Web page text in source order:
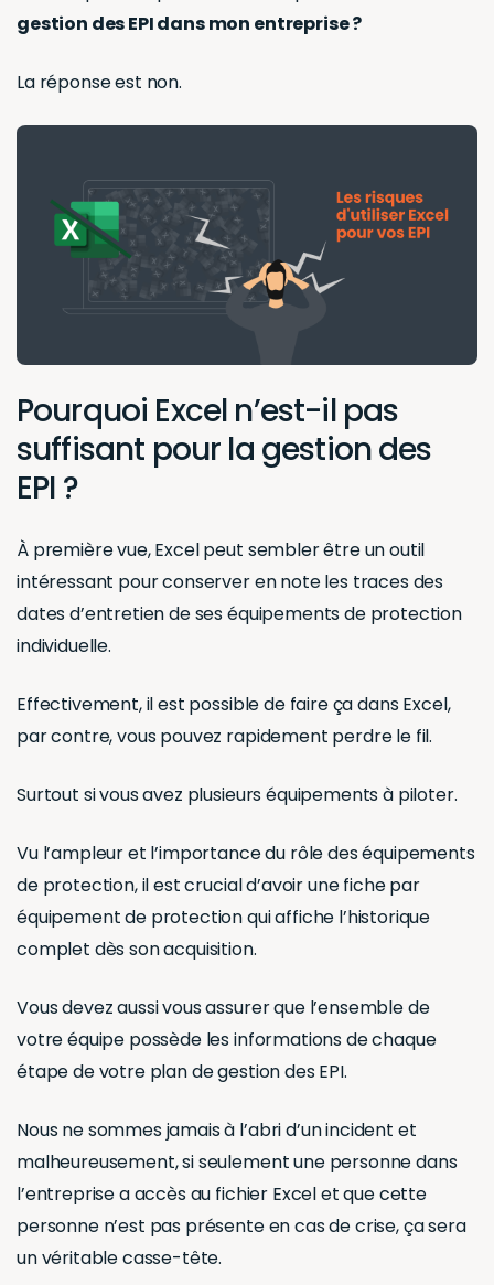
gestion des EPI dans mon entreprise ?
La réponse est non.
Pourquoi Excel n’est-il pas
suffisant pour la gestion des
EPI ?
À première vue, Excel peut sembler être un outil
intéressant pour conserver en note les traces des
dates d’entretien de ses équipements de protection
individuelle.
Effectivement, il est possible de faire ça dans Excel,
par contre, vous pouvez rapidement perdre le fil.
Surtout si vous avez plusieurs équipements à piloter.
Vu l’ampleur et l’importance du rôle des équipements
de protection, il est crucial d’avoir une fiche par
équipement de protection qui affiche l’historique
complet dès son acquisition.
Vous devez aussi vous assurer que l’ensemble de
votre équipe possède les informations de chaque
étape de votre plan de gestion des EPI.
Nous ne sommes jamais à l’abri d’un incident et
malheureusement, si seulement une personne dans
l’entreprise a accès au fichier Excel et que cette
personne n’est pas présente en cas de crise, ça sera
un véritable casse-tête.